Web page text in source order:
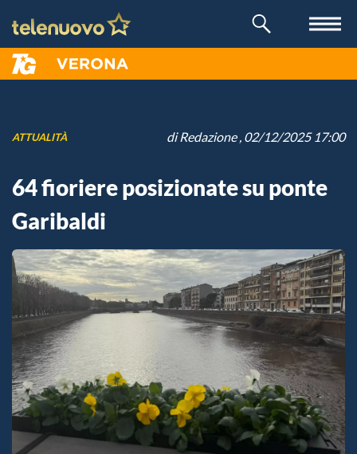
ATTUALITÀ diRedazione, 02/12/2025 17:00
64 fioriere posizionate su ponte
Garibaldi